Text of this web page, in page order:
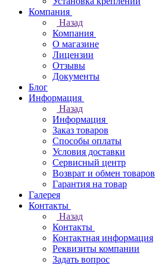
Компания
Назад
Компания
О магазине
Лицензии
Отзывы
Документы
Блог
Информация
Назад
Информация
Заказ товаров
Способы оплаты
Условия доставки
Сервисный центр
Возврат и обмен товаров
Гарантия на товар
Галерея
Контакты
Назад
Контакты
Контактная информация
Реквизиты компании
Задать вопрос